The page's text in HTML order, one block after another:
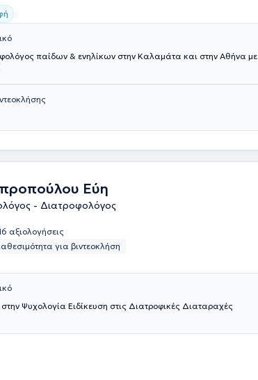
παίδων & ενηλίκων στην Καλαμάτα και στην Αθήνα με
Εύη
- Διατροφολόγος
αξιολογήσεις
για βιντεοκλήση
Ψυχολογία Ειδίκευση στις Διατροφικές Διαταραχές